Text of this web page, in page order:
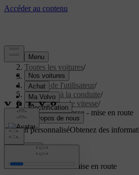
Aide/
Toutes les voitures/
V40 2019/
Manuel de l'utilisateur/
Assistance à la conduite/
Régulateur de vitesse/
Limiteur de vitesse - mise en route
Soutien personnaliséObtenez des
Connexion
Limiteur de vitesse - mise en route